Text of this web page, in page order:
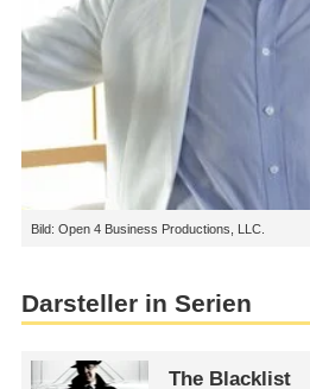
Bild: Open 4 Business Productions, LLC.
Darsteller in Serien
The Blacklist